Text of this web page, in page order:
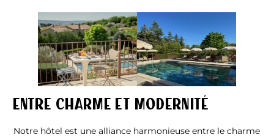
Entre charme et modernité
Notre hôtel est une alliance harmonieuse entre le charme